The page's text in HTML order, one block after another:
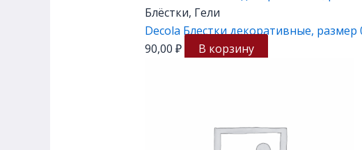
Блёстки, Гели
Decola Блестки декоративные,
90,00 ₽ В корзину